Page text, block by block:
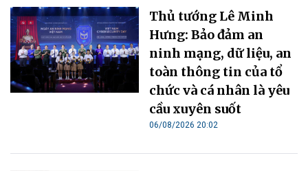
Thủ tướng Lê Minh
Hưng: Bảo đảm an
ninh mạng, dữ liệu, an
toàn thông tin của tổ
chức và cá nhân là yêu
cầu xuyên suốt
06/08/2026 20:02